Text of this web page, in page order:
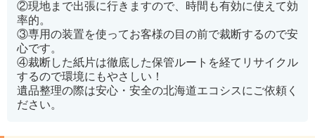
②現地まで出張に行きますので、時間も有効に使えて効
率的。
③専用の装置を使ってお客様の目の前で裁断するので安
心です。
④裁断した紙片は徹底した保管ルートを経てリサイクル
するので環境にもやさしい！
遺品整理の際は安心・安全の北海道エコシスにご依頼く
ださい。